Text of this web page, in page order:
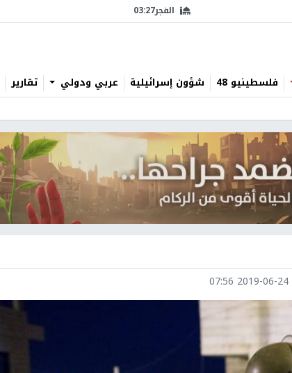
الفجر03:27
فلسطينيو 48 شؤون إسرائيلية عربي ودولي تقارير
2019-06-24 07:56